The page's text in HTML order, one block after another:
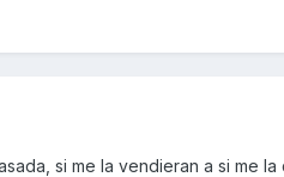
si me la vendieran a si me la